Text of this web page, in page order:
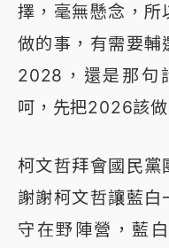
擇，毫無懸念，所
做的事，有需要輔
2028，還是那句
呵，先把2026該
柯文哲拜會國民黨
謝謝柯文哲讓藍白
守在野陣營，藍